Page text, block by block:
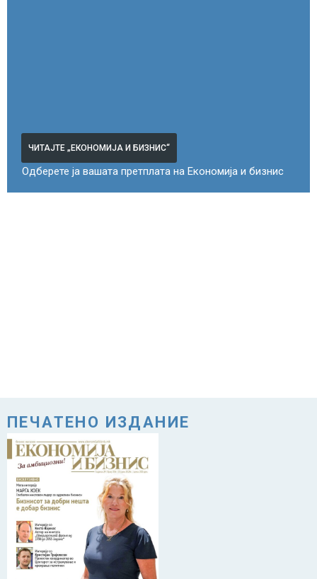
ЧИТАЈТЕ „ЕКОНОМИЈА И БИЗНИС“
Одберете ја вашата претплата на Економија и бизнис
ПЕЧАТЕНО ИЗДАНИЕ